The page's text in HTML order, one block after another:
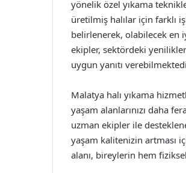
yönelik özel yıkama
üretilmiş halılar için farklı
belirlenerek, olabilecek en
ekipler, sektördeki
uygun yanıtı
Malatya halı yıkama
yaşam alanlarınızı daha
uzman ekipler ile
yaşam kalitenizin artması
alanı, bireylerin hem